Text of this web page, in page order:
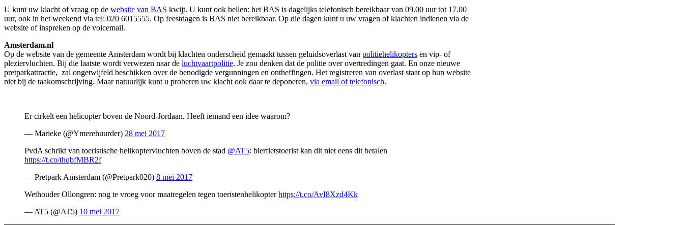
U kunt uw klacht of vraag op de website van BAS kwijt. U kunt ook bellen: het BAS is dagelijks telefonisch bereikbaar van 09.00 uur tot 17.00
uur, ook in het weekend via tel: 020 6015555. Op feestdagen is BAS niet bereikbaar. Op die dagen kunt u uw vragen of klachten indienen via de
website of inspreken op de voicemail.
Amsterdam.nl
Op de website van de gemeente Amsterdam wordt bij klachten onderscheid gemaakt tussen geluidsoverlast van politiehelikopters en vip- of
pleziervluchten. Bij die laatste wordt verwezen naar de luchtvaartpolitie. Je zou denken dat de politie over overtredingen gaat. En onze nieuwe
pretparkattractie, zal ongetwijfeld beschikken over de benodigde vergunningen en ontheffingen. Het registreren van overlast staat op hun website
niet bij de taakomschrijving. Maar natuurlijk kunt u proberen uw klacht ook daar te deponeren, via email of telefonisch.
Er cirkelt een helicopter boven de Noord-Jordaan. Heeft iemand een idee waarom?
— Marieke (@Ymerehuurder) 28 mei 2017
PvdA schrikt van toeristische helikoptervluchten boven de stad @AT5: bierfietstoerist kan dit niet eens dit betalen
https://t.co/thqbfMBR2f
— Pretpark Amsterdam (@Pretpark020) 8 mei 2017
Wethouder Ollongren: nog te vroeg voor maatregelen tegen toeristenhelikopterhttps://t.co/AvI8Xzd4Kk
— AT5 (@AT5) 10 mei 2017